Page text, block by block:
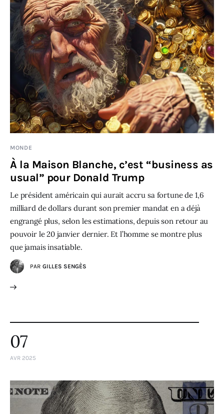
MONDE
À la Maison Blanche, c’est “business as
usual” pour Donald Trump
Le président américain qui aurait accru sa fortune de 1,6
milliard de dollars durant son premier mandat en a déjà
engrangé plus, selon les estimations, depuis son retour au
pouvoir le 20 janvier dernier. Et l’homme se montre plus
que jamais insatiable.
PAR GILLES SENGÈS
07
AVR 2025